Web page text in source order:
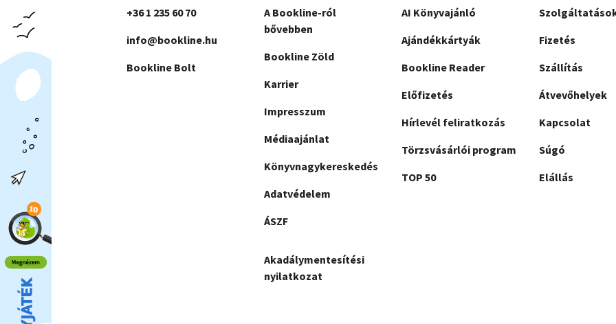
+36 1 235 60 70
info@bookline.hu
Bookline Bolt
A Bookline-ról
bővebben
Bookline Zöld
Karrier
Impresszum
Médiaajánlat
Könyvnagykereskedés
Adatvédelem
ÁSZF
Akadálymentesítési
nyilatkozat
AI Könyvajánló
Ajándékkártyák
Bookline Reader
Előfizetés
Hírlevél feliratkozás
Törzsvásárlói program
TOP 50
Fizetés
Szállítás
Átvevőhelyek
Kapcsolat
Súgó
Elállás